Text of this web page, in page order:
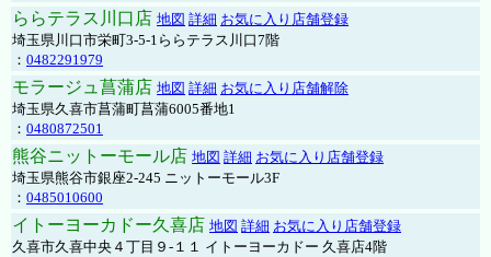
ららテラス川口店 地図 詳細 お気に入り店舗登録
埼玉県川口市栄町3-5-1ららテラス川口7階
： 0482291979
モラージュ菖蒲店 地図 詳細 お気に入り店舗解除
埼玉県久喜市菖蒲町菖蒲6005番地1
： 0480872501
熊谷ニットーモール店 地図 詳細 お気に入り店舗登録
埼玉県熊谷市銀座2-245 ニットーモール3F
： 0485010600
イトーヨーカドー久喜店 地図 詳細 お気に入り店舗登録
久喜市久喜中央４丁目９-１１ イトーヨーカドー 久喜店4階